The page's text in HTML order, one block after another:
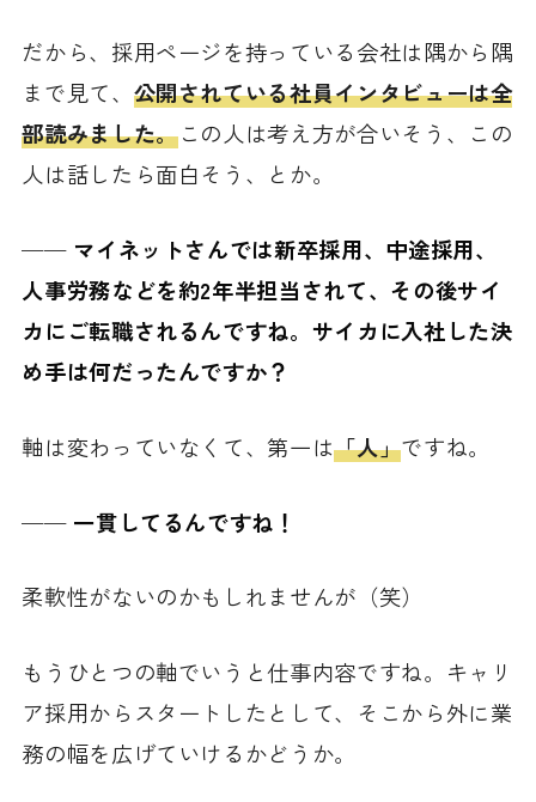
だから、採用ページを持っている会社は隅から隅
まで見て、 公開されている社員インタビューは全
部読みました。この人は考え方が合いそう、この
人は話したら面白そう、とか。
── マイネットさんでは新卒採用、中途採用、
人事労務などを約2年半担当されて、その後サイ
カにご転職されるんですね。サイカに入社した決
め手は何だったんですか？
軸は変わっていなくて、第一は「人」ですね。
── 一貫してるんですね！
柔軟性がないのかもしれませんが（笑）
もうひとつの軸でいうと仕事内容ですね。キャリ
ア採用からスタートしたとして、そこから外に業
務の幅を広げていけるかどうか。